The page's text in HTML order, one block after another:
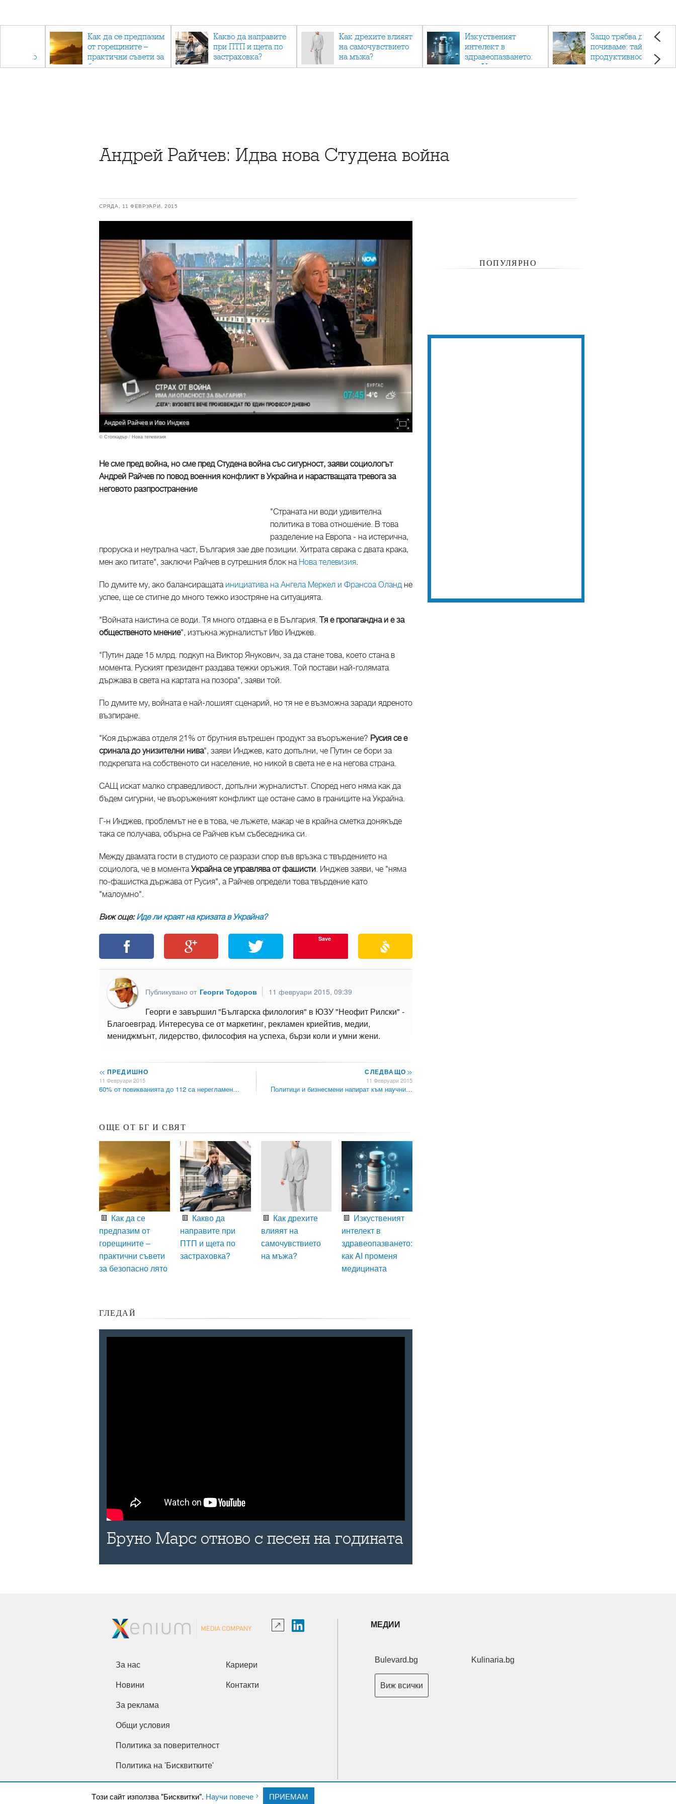
отново
Как да се предпазим
от горещините –
практични съвети за
безопасно лято
Какво да направите
при ПТП и щета по
застраховка?
Как дрехите влияят
на самочувствието
на мъжа?
Изкуственият
интелект в
здравеопазването:
как AI променя
Защо трябва да си
почиваме: тайната на
продуктивността,
здравето и добрия
Андрей Райчев: Идва нова Студена война
СРЯДА, 11 ФЕВРУАРИ, 2015
Андрей Райчев и Иво Инджев
© Стопкадър / Нова телевизия
Не сме пред война, но сме пред Студена война със сигурност, заяви социологът
Андрей Райчев по повод военния конфликт в Украйна и нарастващата тревога за
неговото разпространение
"Страната ни води удивителна
политика в това отношение. В това
разделение на Европа - на истерична,
проруска и неутрална част, България зае две позиции. Хитрата сврака с двата крака,
мен ако питате", заключи Райчев в сутрешния блок на Нова телевизия.
По думите му, ако балансиращата инициатива на Ангела Меркел и Франсоа Оланд не
успее, ще се стигне до много тежко изостряне на ситуацията.
"Войната наистина се води. Тя много отдавна е в България. Тя е пропагандна и е за
общественото мнение", изтъкна журналистът Иво Инджев.
"Путин даде 15 млрд. подкуп на Виктор Янукович, за да стане това, което стана в
момента. Руският президент раздава тежки оръжия. Той постави най-голямата
държава в света на картата на позора", заяви той.
По думите му, войната е най-лошият сценарий, но тя не е възможна заради ядреното
възпиране.
"Коя държава отделя 21% от брутния вътрешен продукт за въоръжение? Русия се е
сринала до унизителни нива", заяви Инджев, като допълни, че Путин се бори за
подкрепата на собственото си население, но никой в света не е на негова страна.
САЩ искат малко справедливост, допълни журналистът. Според него няма как да
бъдем сигурни, че въоръженият конфликт ще остане само в границите на Украйна.
Г-н Инджев, проблемът не е в това, че лъжете, макар че в крайна сметка донякъде
така се получава, обърна се Райчев към събеседника си.
Между двамата гости в студиото се разрази спор във връзка с твърдението на
социолога, че в моментаУкрайна се управлява от фашисти. Инджев заяви, че "няма
по-фашистка държава от Русия", а Райчев определи това твърдение като
"малоумно".
Виж още:Иде ли краят на кризата в Украйна?
Save
Публикувано от Георги Тодоров 11 февруари 2015, 09:39
Георги е завършил "Българска филология" в ЮЗУ "Неофит Рилски" -
Благоевград. Интересува се от маркетинг, рекламен криейтив, медии,
мениджмънт, лидерство, философия на успеха, бързи коли и умни жени.
<< ПРЕДИШНО
11 Февруари 2015
60% от повикванията до 112 са нерегламен…
СЛЕДВАЩО>>
11 Февруари 2015
Политици и бизнесмени напират към научни…
ОЩЕ ОТ БГ И СВЯТ
Как да се
предпазим от
горещините –
практични съвети
за безопасно лято
Какво да
направите при
ПТП и щета по
застраховка?
Как дрехите
влияят на
самочувствието
на мъжа?
Изкуственият
интелект в
здравеопазването:
как AI променя
медицината
ГЛЕДАЙ
Бруно Марс отново с песен на годината
ПОПУЛЯРНО
Tози сайт използва "Бисквитки". Научи повече ПРИЕМАМ
За нас Кариери
Новини Контакти
За реклама
Общи условия
Политика за поверителност
Политика на 'Бисквитките'
МЕДИИ
Bulevard.bg Kulinaria.bg
Виж всички
Copyright © 2026 Ксениум ООД. Всички права запазени.